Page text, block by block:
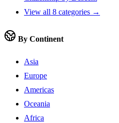
View all 8 categories →
By Continent
Asia
Europe
Americas
Oceania
Africa